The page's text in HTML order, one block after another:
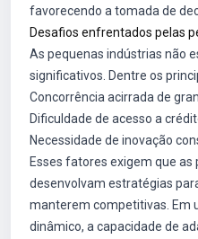
favorecendo a tomada de
Desafios enfrentados pelas
As pequenas indústrias não
significativos. Dentre os
Concorrência acirrada de
Dificuldade de acesso a
Necessidade de inovação
Esses fatores exigem que as
desenvolvam estratégias
manterem competitivas. Em
dinâmico, a capacidade de